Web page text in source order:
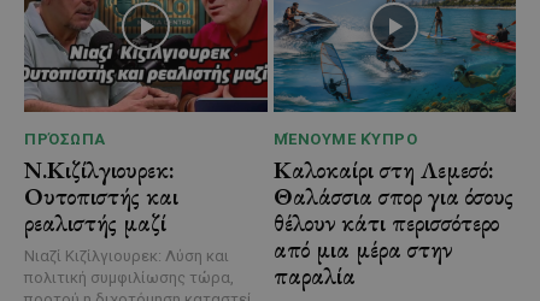
ΠΡΌΣΩΠΑ
Ν.Κιζίλγιουρεκ:
Ουτοπιστής και
ρεαλιστής μαζί
Νιαζί Κιζίλγιουρεκ: Λύση και
πολιτική συμφιλίωσης τώρα,
ΜΈΝΟΥΜΕ ΚΎΠΡΟ
Καλοκαίρι στη Λεμεσό:
Θαλάσσια σπορ για όσους
θέλουν κάτι περισσότερο
από μια μέρα στην
παραλία